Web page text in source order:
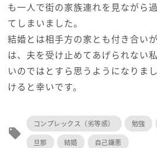
も一人で街の家族連れを見ながら
てしまいました。
結婚とは相手方の家とも付き合い
は、夫を受け止めてあげられない
いのではとすら思うようになりま
けると幸いです。
local_offer
コンプレックス（劣等感） 勉強
旦那
結婚 自己嫌悪